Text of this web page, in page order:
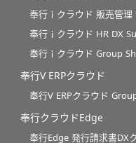
奉行ｉクラウド 販売管理
奉行ｉクラウド HR DX
奉行ｉクラウド Group
奉行V ERPクラウド
奉行V ERPクラウド
奉行クラウドEdge
奉行Edge 発行請求書DX